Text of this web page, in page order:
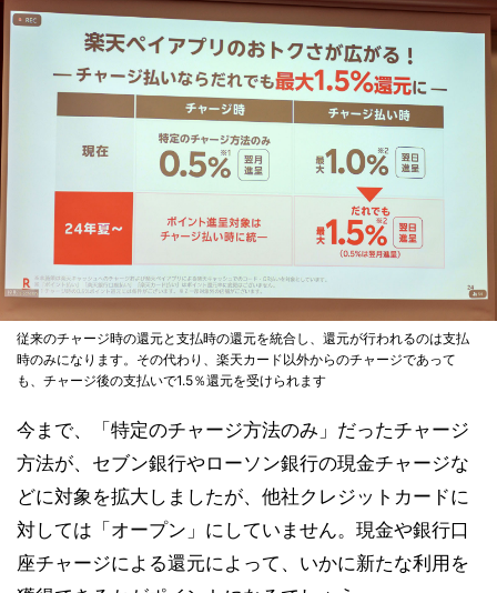
従来のチャージ時の還元と支払時の還元を統合し、還元が行われるのは支払
時のみになります。その代わり、楽天カード以外からのチャージであって
も、チャージ後の支払いで1.5％還元を受けられます
今まで、「特定のチャージ方法のみ」だったチャージ
方法が、セブン銀行やローソン銀行の現金チャージな
どに対象を拡大しましたが、他社クレジットカードに
対しては「オープン」にしていません。現金や銀行口
座チャージによる還元によって、いかに新たな利用を